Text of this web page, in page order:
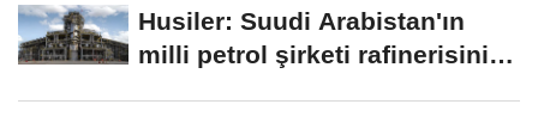
Husiler: Suudi Arabistan'ın
milli petrol şirketi rafinerisini